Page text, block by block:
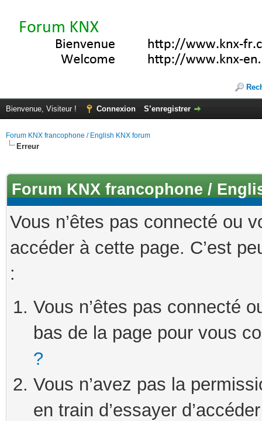
Bienvenue, Visiteur ! Connexion S’enregistrer
Forum KNX francophone / English KNX forum
Erreur
Forum KNX francophone /
Vous n’êtes pas connecté ou
accéder à cette page. C’est
:
Vous n’êtes pas connecté
bas de la page pour vous
?
Vous n’avez pas la
en train d’essayer